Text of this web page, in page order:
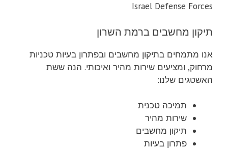
Israel Defense Forces
תיקון מחשבים ברמת השרון
אנו מתמחים בתיקון מחשבים ובפתרון בעיות טכניות
מרחוק, ומציעים שירות מהיר ואיכותי. הנה ששת
האשטגים שלנו:
תמיכה טכנית
שירות מהיר
תיקון מחשבים
פתרון בעיות